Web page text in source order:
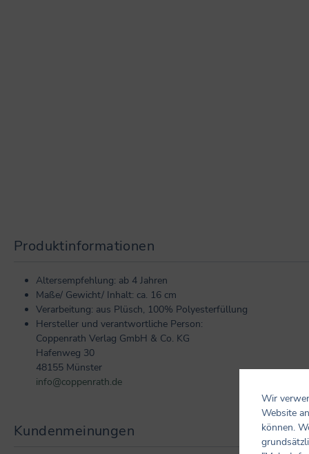
Produktinformationen
Altersempfehlung: ab 4 Jahren
Maße/ Gewicht/ Inhalt: ca. 16 cm
Verarbeitung: aus Plüsch, 100% Polyesterfüllung
Hersteller und verantwortliche Person:
Coppenrath Verlag GmbH & Co. KG
Hafenweg 30
48155 Münster
info@coppenrath.de
Kundenmeinungen
Wir
Website
können.